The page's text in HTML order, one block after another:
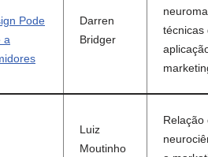
Pode
a
Darren
Bridger
técnicas
Luiz
Moutinho
Relação